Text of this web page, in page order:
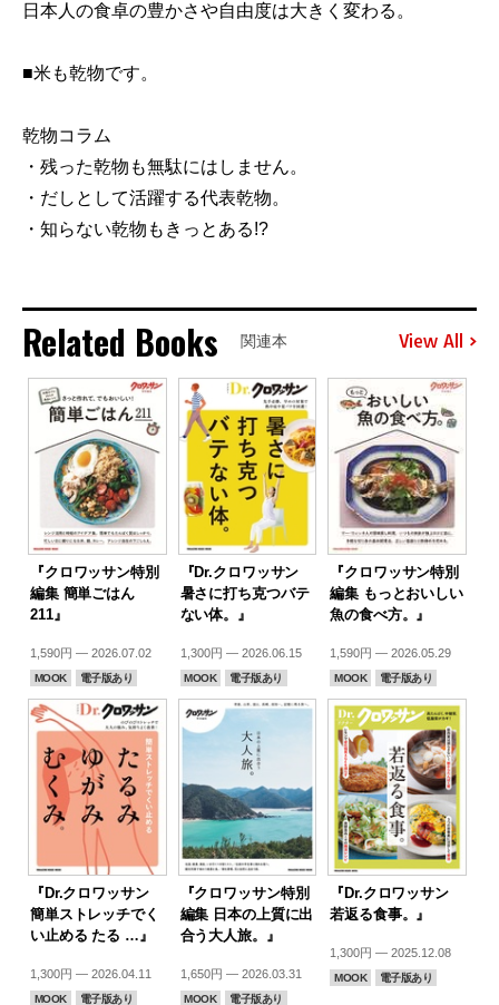
日本人の食卓の豊かさや自由度は大きく変わる。
■米も乾物です。
乾物コラム
・残った乾物も無駄にはしません。
・だしとして活躍する代表乾物。
・知らない乾物もきっとある!?
Related Books 関連本 View All
『クロワッサン特別
編集 簡単ごはん
211』
1,590円 — 2026.07.02
MOOK 電子版あり
『Dr.クロワッサン
暑さに打ち克つバテ
ない体。』
1,300円 — 2026.06.15
MOOK 電子版あり
『クロワッサン特別
編集 もっとおいしい
魚の食べ方。』
1,590円 — 2026.05.29
MOOK 電子版あり
『Dr.クロワッサン
簡単ストレッチでく
い止める たる …』
1,300円 — 2026.04.11
MOOK 電子版あり
『クロワッサン特別
編集 日本の上質に出
合う大人旅。』
1,650円 — 2026.03.31
MOOK 電子版あり
『Dr.クロワッサン
若返る食事。』
1,300円 — 2025.12.08
MOOK 電子版あり